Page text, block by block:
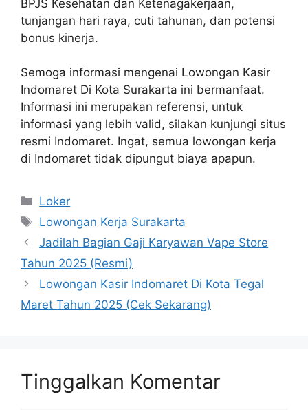
BPJS Kesehatan dan Ketenagakerjaan,
tunjangan hari raya, cuti tahunan, dan potensi
bonus kinerja.
Semoga informasi mengenai Lowongan Kasir
Indomaret Di Kota Surakarta ini bermanfaat.
Informasi ini merupakan referensi, untuk
informasi yang lebih valid, silakan kunjungi situs
resmi Indomaret. Ingat, semua lowongan kerja
di Indomaret tidak dipungut biaya apapun.
Kategori
Loker
Tag
Lowongan Kerja Surakarta
Jadilah Bagian Gaji Karyawan Vape Store
Tahun 2025 (Resmi)
Lowongan Kasir Indomaret Di Kota Tegal
Maret Tahun 2025 (Cek Sekarang)
Tinggalkan Komentar